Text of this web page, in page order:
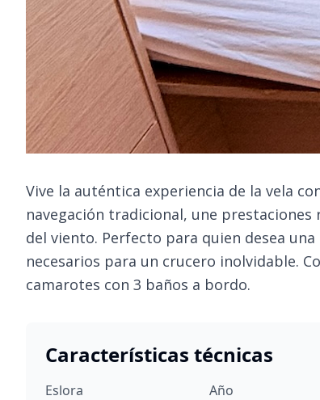
Vive la auténtica experiencia de la vela
navegación tradicional, une
del viento. Perfecto para quien desea
necesarios para un crucero inolvidable.
camarotes con 3 baños a bordo.
Características técnicas
Eslora
Año